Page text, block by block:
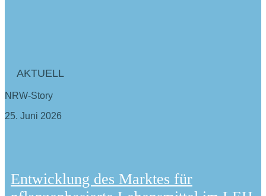
AKTUELL
NRW-Story
25. Juni 2026
Entwicklung des Marktes für